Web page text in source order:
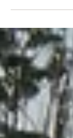
Cadillac